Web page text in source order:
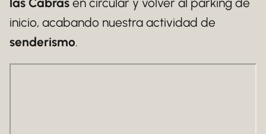
inicio, acabando nuestra actividad de
senderismo.